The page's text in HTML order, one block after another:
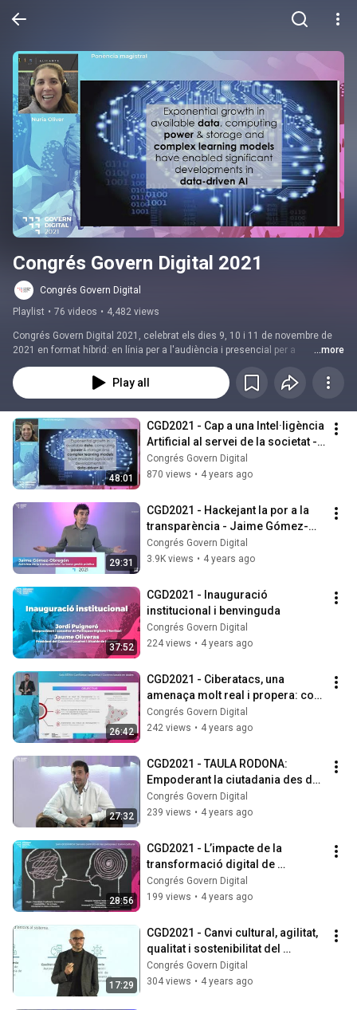
Congrés Govern Digital 2021
Congrés Govern Digital
Playlist • 76 videos • 4,482 views
Congrés Govern Digital 2021, celebrat els dies 9, 10 i 11 de novembre de
2021 en format híbrid: en línia per a l'audiència i presencial per a
ponències.
...more
Play all
48:01
CGD2021 - Cap a una Intel·ligència
Artificial al servei de la societat -
Nuria Oliver
Congrés Govern Digital
870 views • 4 years ago
29:31
CGD2021 - Hackejant la por a la
transparència - Jaime Gómez-
Obregón
Congrés Govern Digital
3.9K views • 4 years ago
37:52
CGD2021 - Inauguració
institucional i benvinguda
Congrés Govern Digital
224 views • 4 years ago
26:42
CGD2021 - Ciberatacs, una
amenaça molt real i propera: com
ens podem protegir?
Congrés Govern Digital
242 views • 4 years ago
27:32
CGD2021 - TAULA RODONA:
Empoderant la ciutadania des de
les OAC
Congrés Govern Digital
239 views • 4 years ago
28:56
CGD2021 - L’impacte de la
transformació digital de
l'Ajuntament de Tarragona en
l'Agenda 2030
Congrés Govern Digital
199 views • 4 years ago
17:29
CGD2021 - Canvi cultural, agilitat,
qualitat i sostenibilitat del
desenvolupament de programari
Congrés Govern Digital
304 views • 4 years ago